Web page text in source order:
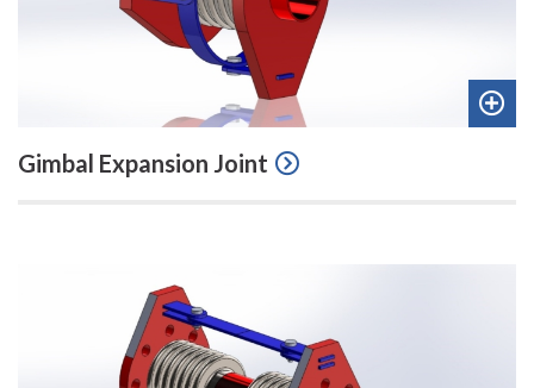
Add
Gimbal Expansion Joint